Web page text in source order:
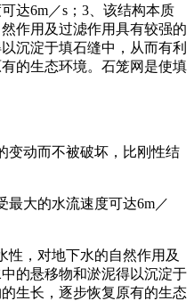
达6m／s；3、该结构本质
作用及过滤作用具有较强的
沉淀于填石缝中，从而有利
的生态环境。石笼网是使填
变动而不被破坏，比刚性结
最大的水流速度可达6m／
性，对地下水的自然作用及
的悬移物和淤泥得以沉淀于
生长，逐步恢复原有的生态